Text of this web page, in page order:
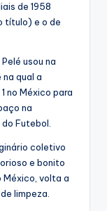
de 1958
título) e o de
usou na
qual a
no México para
na
Futebol.
coletivo
e bonito
México, volta a
limpeza.